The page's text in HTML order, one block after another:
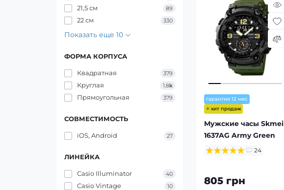
21,5 см 89
22 см 330
Показать еще 10
ФОРМА КОРПУСА
Квадратная 379
Круглая 1.8k
Прямоугольная 379
СОВМЕСТИМОСТЬ
iOS, Android 27
ЛИНЕЙКА
Casio Illuminator 40
Casio Vintage 10
гарантия 12 мес
⭐ хит продаж
Мужские часы Skmei
1637AG Army Green
24
805 грн